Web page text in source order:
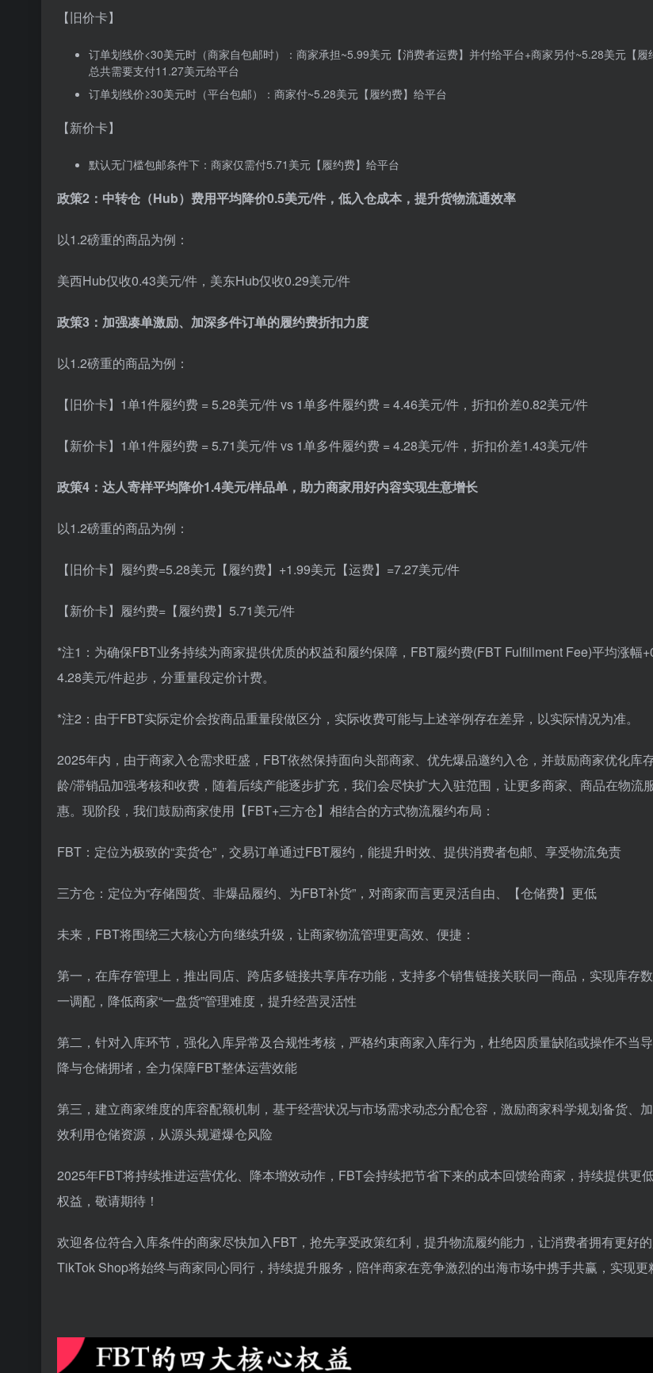
【旧价卡】
订单划线价<30美元时（商家自包邮时）：商家承担~5.99美元【消费者运费】并付给平台+商家另付~5.28美元【履
总共需要支付11.27美元给平台
订单划线价≥30美元时（平台包邮）：商家付~5.28美元【履约费】给平台
【新价卡】
默认无门槛包邮条件下：商家仅需付5.71美元【履约费】给平台
政策2：中转仓（Hub）费用平均降价0.5美元/件，低入仓成本，提升货物流通效率
以1.2磅重的商品为例：
美西Hub仅收0.43美元/件，美东Hub仅收0.29美元/件
政策3：加强凑单激励、加深多件订单的履约费折扣力度
以1.2磅重的商品为例：
【旧价卡】1单1件履约费 = 5.28美元/件 vs 1单多件履约费 = 4.46美元/件，折扣价差0.82美元/件
【新价卡】1单1件履约费 = 5.71美元/件 vs 1单多件履约费 = 4.28美元/件，折扣价差1.43美元/件
政策4：达人寄样平均降价1.4美元/样品单，助力商家用好内容实现生意增长
以1.2磅重的商品为例：
【旧价卡】履约费=5.28美元【履约费】+1.99美元【运费】=7.27美元/件
【新价卡】履约费=【履约费】5.71美元/件
*注1：为确保FBT业务持续为商家提供优质的权益和履约保障，FBT履约费(FBT Fulfillment Fee)平均涨幅
4.28美元/件起步，分重量段定价计费。
*注2：由于FBT实际定价会按商品重量段做区分，实际收费可能与上述举例存在差异，以实际情况为准。
2025年内，由于商家入仓需求旺盛，FBT依然保持面向头部商家、优先爆品邀约入仓，并鼓励商家优化库
龄/滞销品加强考核和收费，随着后续产能逐步扩充，我们会尽快扩大入驻范围，让更多商家、商品在物流
惠。现阶段，我们鼓励商家使用【FBT+三方仓】相结合的方式物流履约布局：
FBT：定位为极致的“卖货仓”，交易订单通过FBT履约，能提升时效、提供消费者包邮、享受物流免责
三方仓：定位为“存储囤货、非爆品履约、为FBT补货”，对商家而言更灵活自由、【仓储费】更低
未来，FBT将围绕三大核心方向继续升级，让商家物流管理更高效、便捷：
第一，在库存管理上，推出同店、跨店多链接共享库存功能，支持多个销售链接关联同一商品，实现库存
一调配，降低商家“一盘货”管理难度，提升经营灵活性
第二，针对入库环节，强化入库异常及合规性考核，严格约束商家入库行为，杜绝因质量缺陷或操作不当
降与仓储拥堵，全力保障FBT整体运营效能
第三，建立商家维度的库容配额机制，基于经营状况与市场需求动态分配仓容，激励商家科学规划备货、
效利用仓储资源，从源头规避爆仓风险
2025年FBT将持续推进运营优化、降本增效动作，FBT会持续把节省下来的成本回馈给商家，持续提供更
权益，敬请期待！
欢迎各位符合入库条件的商家尽快加入FBT，抢先享受政策红利，提升物流履约能力，让消费者拥有更好的
TikTok Shop将始终与商家同心同行，持续提升服务，陪伴商家在竞争激烈的出海市场中携手共赢，实现更